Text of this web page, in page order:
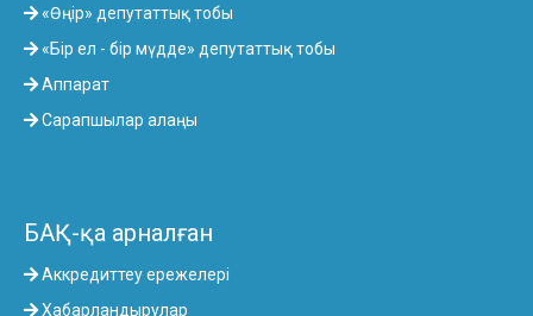
«Өңір» депутаттық тобы
«Бір ел - бір мүдде» депутаттық тобы
Аппарат
Сарапшылар алаңы
БАҚ-қа арналған
Аккредиттеу ережелері
Хабарландырулар